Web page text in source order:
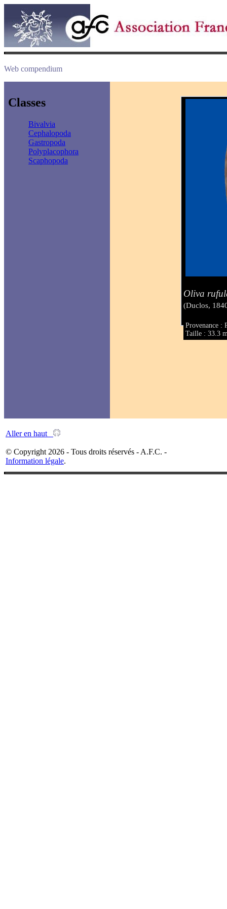
Web compendium
Classes
Bivalvia
Cephalopoda
Gastropoda
Polyplacophora
Scaphopoda
Oliva
(Duclos,
Provenance :
Taille : 33.3
Aller en haut
© Copyright 2026 - Tous droits réservés - A.F.C. -
Information légale.